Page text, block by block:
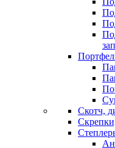
Скотч,